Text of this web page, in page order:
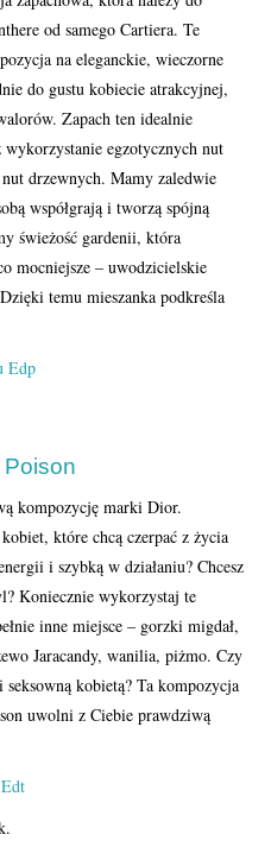
od samego Cartiera. Te
na eleganckie, wieczorne
do gustu kobiecie atrakcyjnej,
Zapach ten idealnie
egzotycznych nut
drzewnych. Mamy zaledwie
współgrają i tworzą spójną
świeżość gardenii, która
mocniejsze – uwodzicielskie
temu mieszanka podkreśla
kompozycję marki Dior.
które chcą czerpać z życia
i szybką w działaniu? Chcesz
Koniecznie wykorzystaj te
inne miejsce – gorzki migdał,
Jaracandy, wanilia, piżmo. Czy
kobietą? Ta kompozycja
uwolni z Ciebie prawdziwą